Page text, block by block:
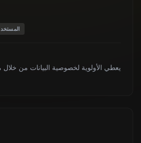
يعطي الأولوية لخصوصية البيانات من خلال